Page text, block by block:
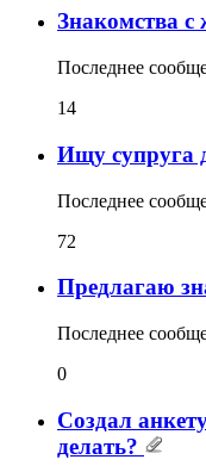
Знакомства
Последнее
14
Ищу супруга
Последнее
72
Предлагаю
Последнее
0
Создал
делать?